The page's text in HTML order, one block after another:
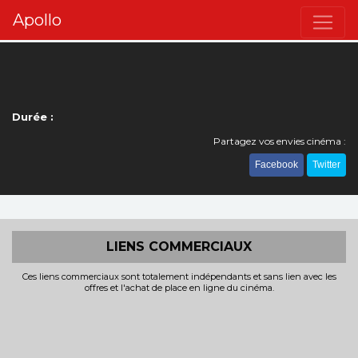
Apollo
Durée :
Partagez vos envies cinéma :
Facebook Twitter
LIENS COMMERCIAUX
Ces liens commerciaux sont totalement indépendants et sans lien avec les
offres et l'achat de place en ligne du cinéma.